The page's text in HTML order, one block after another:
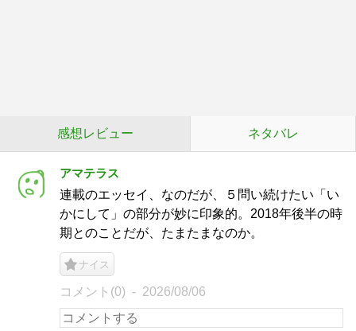
感想レビュー ネタバレ
アマテラス
連載のエッセイ、なのだが、５問い続けたい「い
かにして」の部分が妙に印象的。2018年後半の時
期とのことだが、たまたまなのか。
ナイス
コメント(0) 2026/08/06